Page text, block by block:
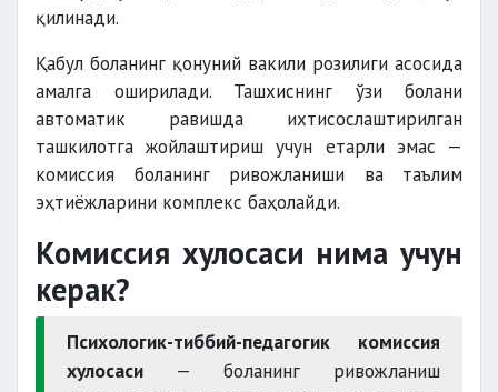
қилинади.
Қабул боланинг қонуний вакили розилиги асосида
амалга оширилади. Ташхиснинг ўзи болани
автоматик равишда ихтисослаштирилган
ташкилотга жойлаштириш учун етарли эмас —
комиссия боланинг ривожланиши ва таълим
эҳтиёжларини комплекс баҳолайди.
Комиссия хулосаси нима учун
керак?
Психологик-тиббий-педагогик комиссия
хулосаси — боланинг ривожланиш